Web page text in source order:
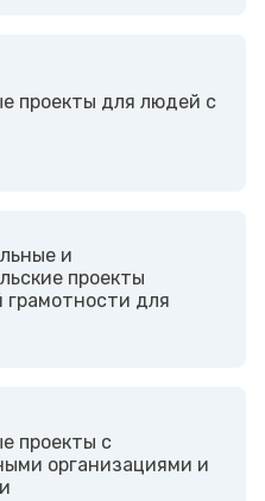
проекты для людей с
и
проекты
грамотности для
проекты с
организациями и